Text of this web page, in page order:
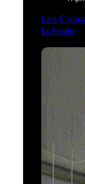
Les
la finale